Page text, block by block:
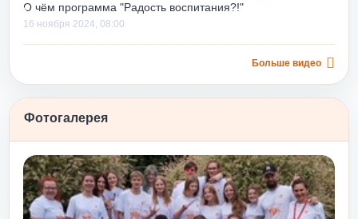
ошибки, еще
будущем.
но и
дает
их
еще и потому,
после
О чём программа "Радость воспитания?!"
16 ноября 2024, 08:00
Больше видео
Фотогалерея